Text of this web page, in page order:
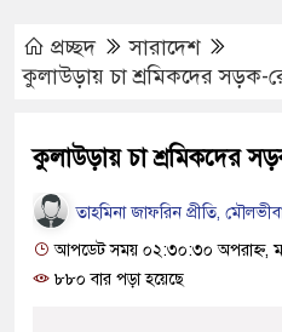
প্রচ্ছদ
সারাদেশ
কুলাউড়ায় চা শ্রমিকদের
কুলাউড়ায় চা শ্রমিকদের
তাহমিনা জাফরিন প্রীতি,
আপডেট সময় ০২:৩০:৩০ অপরাহ্ন,
৮৮০ বার পড়া হয়েছে